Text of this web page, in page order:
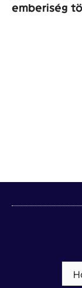
emberiség